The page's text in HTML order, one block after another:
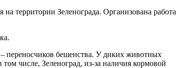
территории Зеленограда. Организована работа
бешенства. У диких животных
числе, Зеленоград, из-за наличия кормовой